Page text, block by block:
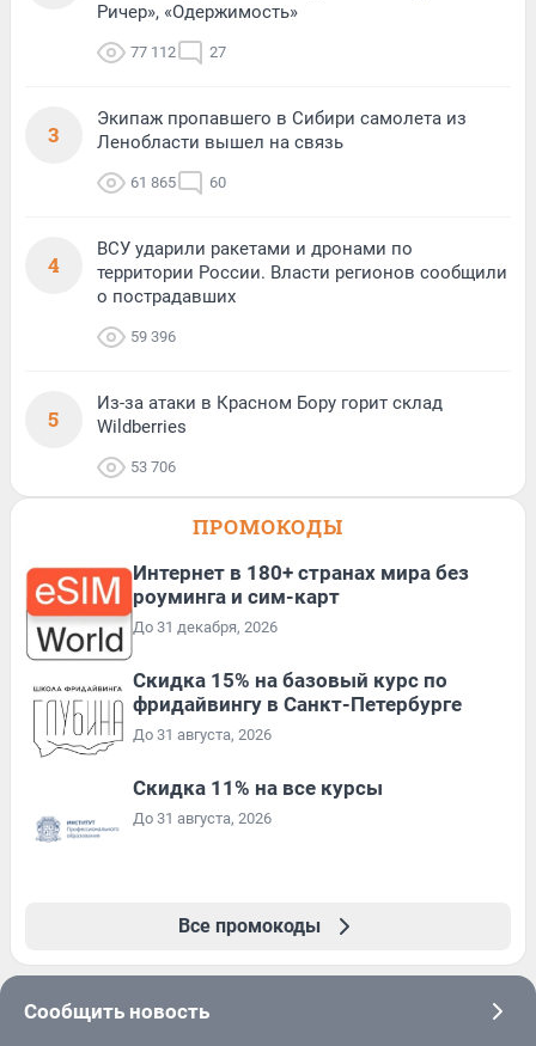
Ричер», «Одержимость»
77 112 27
3
Экипаж пропавшего в Сибири самолета из
Ленобласти вышел на связь
61 865 60
4
ВСУ ударили ракетами и дронами по
территории России. Власти регионов сообщили
о пострадавших
59 396
5
Из-за атаки в Красном Бору горит склад
Wildberries
53 706
ПРОМОКОДЫ
Интернет в 180+ странах мира без
роуминга и сим-карт
До 31 декабря, 2026
Скидка 15% на базовый курс по
фридайвингу в Санкт-Петербурге
До 31 августа, 2026
Скидка 11% на все курсы
До 31 августа, 2026
Все промокоды
Сообщить новость